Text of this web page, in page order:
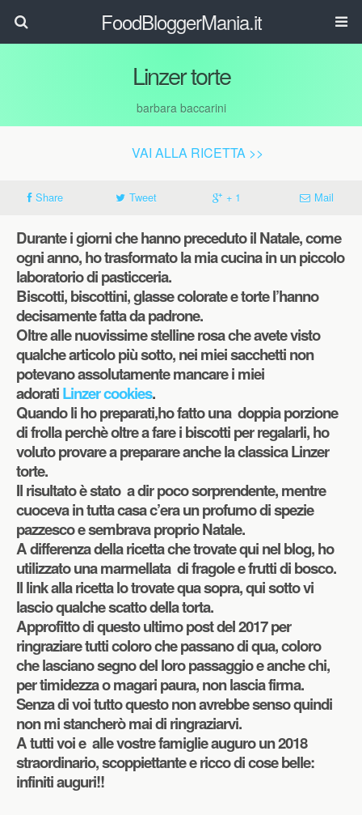
FoodBloggerMania.it
Linzer torte
barbara baccarini
VAI ALLA RICETTA >>
Share Tweet + 1 Mail
Durante i giorni che hanno preceduto il Natale, come
ogni anno, ho trasformato la mia cucina in un piccolo
laboratorio di pasticceria.
Biscotti, biscottini, glasse colorate e torte l’hanno
decisamente fatta da padrone.
Oltre alle nuovissime stelline rosa che avete visto
qualche articolo più sotto, nei miei sacchetti non
potevano assolutamente mancare i miei
adoratiLinzer cookies.
Quando li ho preparati,ho fatto una doppia porzione
di frolla perchè oltre a fare i biscotti per regalarli, ho
voluto provare a preparare anche la classica Linzer
torte.
Il risultato è stato a dir poco sorprendente, mentre
cuoceva in tutta casa c’era un profumo di spezie
pazzesco e sembrava proprio Natale.
A differenza della ricetta che trovate qui nel blog, ho
utilizzato una marmellata di fragole e frutti di bosco.
Il link alla ricetta lo trovate qua sopra, qui sotto vi
lascio qualche scatto della torta.
Approfitto di questo ultimo post del 2017 per
ringraziare tutti coloro che passano di qua, coloro
che lasciano segno del loro passaggio e anche chi,
per timidezza o magari paura, non lascia firma.
Senza di voi tutto questo non avrebbe senso quindi
non mi stancherò mai di ringraziarvi.
A tutti voi e alle vostre famiglie auguro un 2018
straordinario, scoppiettante e ricco di cose belle:
infiniti auguri!!